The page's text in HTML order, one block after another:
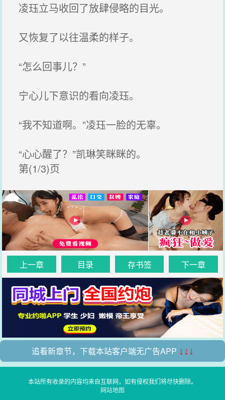
凌珏立马收回了放肆侵略的目光。
又恢复了以往温柔的样子。
“怎么回事儿？”
宁心儿下意识的看向凌珏。
“我不知道啊。”凌珏一脸的无辜。
“心心醒了？”凯琳笑眯眯的。
第(1/3)页
上一章 目录 存书签 下一章
追看新章节，下载本站客户端无广告APP ↓↓↓
本站所有收录的内容均来自互联网，如有侵权我们将尽快删除。
网站地图